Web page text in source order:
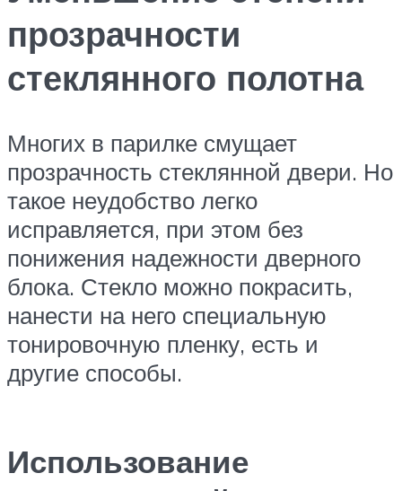
прозрачности
стеклянного полотна
Многих в парилке смущает
прозрачность стеклянной двери. Но
такое неудобство легко
исправляется, при этом без
понижения надежности дверного
блока. Стекло можно покрасить,
нанести на него специальную
тонировочную пленку, есть и
другие способы.
Использование